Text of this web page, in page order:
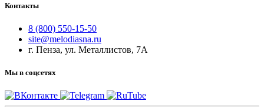
Контакты
8 (800) 550-15-50
site@melodiasna.ru
г. Пенза, ул. Металлистов, 7А
Мы в соцсетях